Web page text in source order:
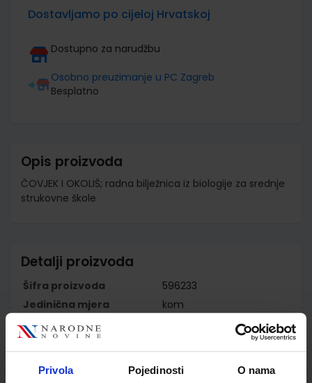
Privola Pojedinosti O nama
Dostavljamo po cijeloj Hrvatskoj
Dostupno za narudžbu
Osobno preuzimanje u PC Zagreb
Besplatno
Opis proizvoda
ČOVJEK I OKOLIŠ; radna bilježnica iz biologije za srednje
strukovne škole
Detalji proizvoda
Šifra proizvoda
596233
Jedinična mjera
kom
Nakladnik
PROFIL KLETT d.o.o.
Autor
Gorica Grozdanić Karlo
Horvatin Željko Krstanac
Školski razred
10 1.RAZRED SŠ